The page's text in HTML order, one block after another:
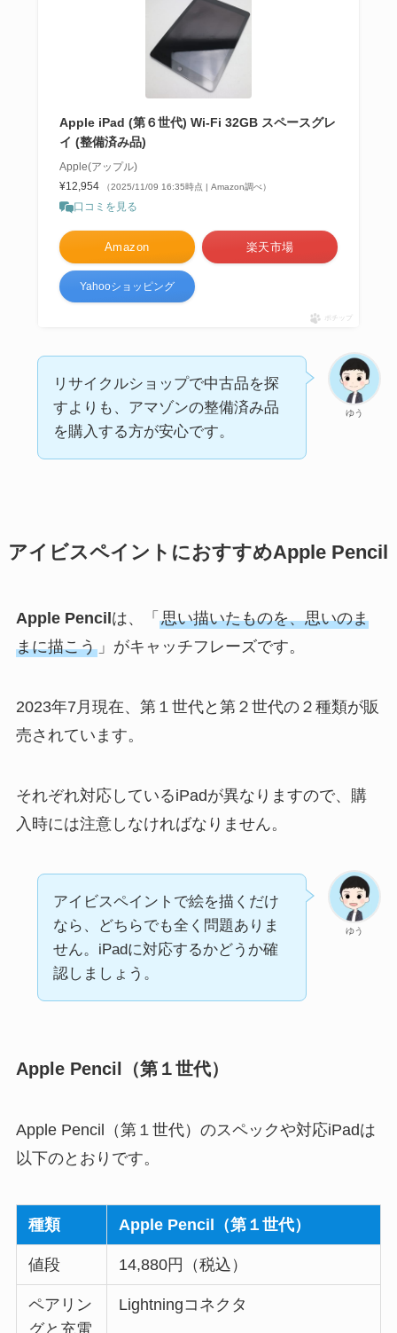
Apple iPad (第６世代) Wi-Fi 32GB スペースグレ
イ (整備済み品)
Apple(アップル)
¥12,954
（2025/11/09 16:35時点 | Amazon調べ）
口コミを見る
Amazon 楽天市場
Yahooショッピング
ポチップ
ゆう
リサイクルショップで中古品を探
すよりも、アマゾンの整備済み品
を購入する方が安心です。
アイビスペイントにおすすめApple Pencil
Apple Pencil は、「 思い描いたものを、思いのま
まに描こう」がキャッチフレーズです。
2023年7月現在、第１世代と第２世代の２種類が販
売されています。
それぞれ対応しているiPadが異なりますので、購
入時には注意しなければなりません。
ゆう
アイビスペイントで絵を描くだけ
なら、どちらでも全く問題ありま
せん。iPadに対応するかどうか確
認しましょう。
Apple Pencil（第１世代）
Apple Pencil（第１世代）のスペックや対応iPadは
以下のとおりです。
種類 Apple Pencil（第１世代）
値段 14,880円（税込）
ペアリン
グと充電
Lightningコネクタ